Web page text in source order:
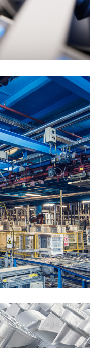
thiết bị xây